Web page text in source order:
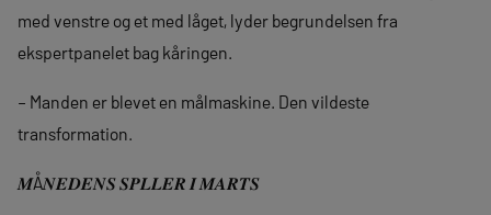
med venstre og et med låget, lyder begrundelsen fra
ekspertpanelet bag kåringen.
– Manden er blevet en målmaskine. Den vildeste
transformation.
𝑴Å𝑵𝑬𝑫𝑬𝑵𝑺 𝑺𝑷𝑳𝑳𝑬𝑹 𝑰 𝑴𝑨𝑹𝑻𝑺